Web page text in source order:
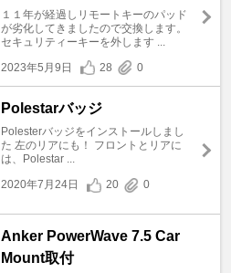
１１年が経過しリモートキーのパッド
が劣化してきましたので交換します。
セキュリティーキーを外します ...
2023年5月9日
28 0
Polestarバッジ
Polesterバッジをインストールしまし
た 左のリアにも！ フロントとリアに
は、Polestar ...
2020年7月24日
20 0
Anker PowerWave 7.5 Car
Mount取付